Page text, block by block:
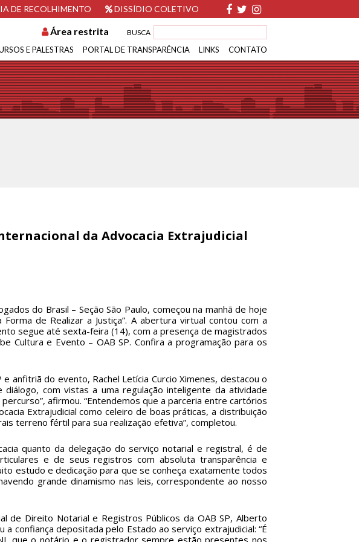
DE RECOLHIMENTO DISSÍDIO COLETIVO
BUSCA
Área restrita
E PALESTRAS PORTAL DE TRANSPARÊNCIA LINKS CONTATO
da Advocacia Extrajudicial
do Brasil – Seção São Paulo, começou na manhã de hoje
de Realizar a Justiça”. A abertura virtual contou com a
segue até sexta-feira (14), com a presença de magistrados
Cultura e Evento – OAB SP. Confira a programação para os
anfitriã do evento, Rachel Letícia Curcio Ximenes, destacou o
com vistas a uma regulação inteligente da atividade
afirmou. “Entendemos que a parceria entre cartórios
Extrajudicial como celeiro de boas práticas, a distribuição
terreno fértil para sua realização efetiva”, completou.
quanto da delegação do serviço notarial e registral, é de
e de seus registros com absoluta transparência e
estudo e dedicação para que se conheça exatamente todos
grande dinamismo nas leis, correspondente ao nosso
de Direito Notarial e Registros Públicos da OAB SP, Alberto
confiança depositada pelo Estado ao serviço extrajudicial: “É
que o notário e o registrador sempre estão presentes nos